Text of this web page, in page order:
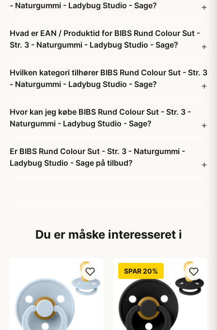
- Naturgummi - Ladybug Studio - Sage?
Hvad er EAN / Produktid for BIBS Rund Colour Sut -
Str. 3 - Naturgummi - Ladybug Studio - Sage?
Hvilken kategori tilhører BIBS Rund Colour Sut - Str. 3
- Naturgummi - Ladybug Studio - Sage?
Hvor kan jeg købe BIBS Rund Colour Sut - Str. 3 -
Naturgummi - Ladybug Studio - Sage?
Er BIBS Rund Colour Sut - Str. 3 - Naturgummi -
Ladybug Studio - Sage på tilbud?
Du er måske interesseret i
SPAR 20%